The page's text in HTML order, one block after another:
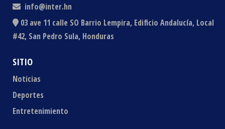
info@inter.hn
03 ave 11 calle SO Barrio Lempira, Edificio Andalucía, Local
#42, San Pedro Sula, Honduras
SITIO
Noticias
Deportes
Entretenimiento